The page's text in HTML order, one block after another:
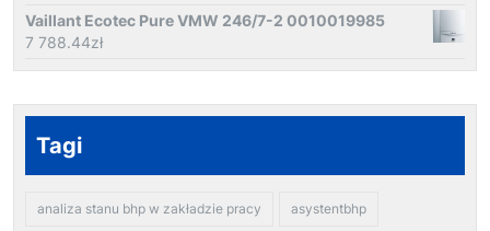
Vaillant Ecotec Pure VMW 246/7-2 0010019985
7 788.44zł
Tagi
analiza stanu bhp w zakładzie pracy asystentbhp